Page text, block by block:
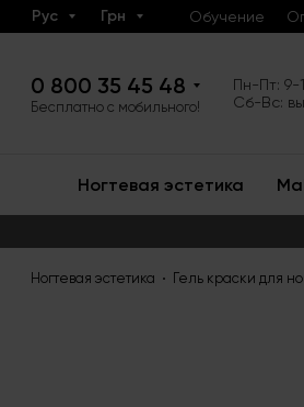
Рус Грн Обучение
0 800 35 45 48
Бесплатно с мобильного!
Пн-Пт: 9-
Сб-Вс:
Ногтевая эстетика
Ногтевая эстетика Гель краски для